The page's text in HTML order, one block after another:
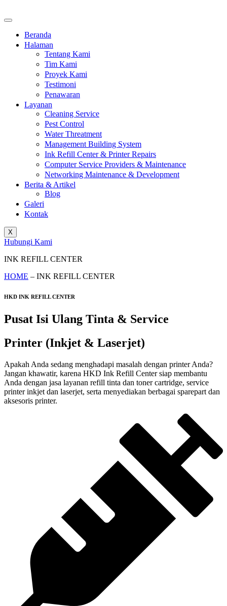
Beranda
Halaman
Tentang Kami
Tim Kami
Proyek Kami
Testimoni
Penawaran
Layanan
Cleaning Service
Pest Control
Water Threatment
Management Building System
Ink Refill Center & Printer Repairs
Computer Service Providers & Maintenance
Networking Maintenance & Development
Berita & Artikel
Blog
Galeri
Kontak
X
Hubungi Kami
INK REFILL CENTER
HOME – INK REFILL CENTER
HKD INK REFILL CENTER
Pusat Isi Ulang Tinta & Service
Printer (Inkjet & Laserjet)
Apakah Anda sedang menghadapi masalah dengan printer Anda?
Jangan khawatir, karena HKD Ink Refill Center siap membantu
Anda dengan jasa layanan refill tinta dan toner cartridge, service
printer inkjet dan laserjet, serta menyediakan berbagai sparepart dan
aksesoris printer.